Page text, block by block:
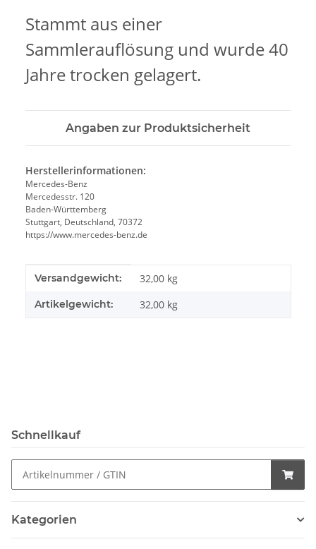
Stammt aus einer
Sammlerauflösung und wurde 40
Jahre trocken gelagert.
Angaben zur Produktsicherheit
Herstellerinformationen:
Mercedes-Benz
Mercedesstr. 120
Baden-Württemberg
Stuttgart, Deutschland, 70372
https://www.mercedes-benz.de
Produkteigenschaft
Wert
Versandgewicht: 32,00 kg
Artikelgewicht: 32,00 kg
Schnellkauf
Kategorien